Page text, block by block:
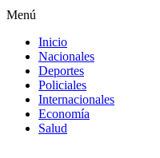
Menú
Inicio
Nacionales
Deportes
Policiales
Internacionales
Economía
Salud